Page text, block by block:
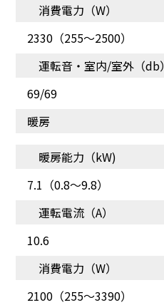
イオンで抑制
お部屋の状況を検知して
消費電力（W）
2330（255～2500）
運転音・室内/室外（db）
69/69
暖房
暖房能力（kW)
7.1（0.8～9.8）
運転電流（A）
10.6
消費電力（W）
2100（255～3390）